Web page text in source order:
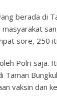
berada di
sore, 250
Polri
vaksin dan